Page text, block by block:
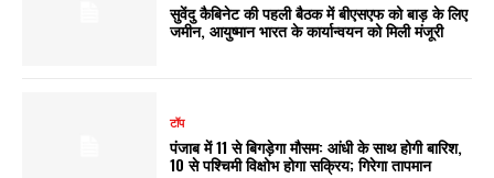
सुवेंदु कैबिनेट की पहली बैठक में बीएसएफ को बाड़ के लिए
जमीन, आयुष्मान भारत के कार्यान्वयन को मिली मंजूरी
टॉप
पंजाब में 11 से बिगड़ेगा मौसम: आंधी के साथ होगी बारिश,
10 से पश्चिमी विक्षोभ होगा सक्रिय; गिरेगा तापमान